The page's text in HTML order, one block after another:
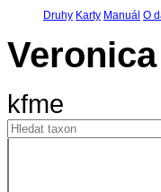
Druhy Karty Manuál O
kfme